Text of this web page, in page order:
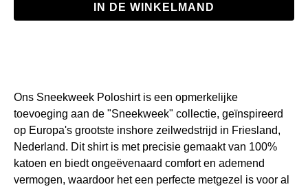
IN DE WINKELMAND
Ons Sneekweek Poloshirt is een opmerkelijke
toevoeging aan de "Sneekweek" collectie, geïnspireerd
op Europa's grootste inshore zeilwedstrijd in Friesland,
Nederland. Dit shirt is met precisie gemaakt van 100%
katoen en biedt ongeëvenaard comfort en ademend
vermogen, waardoor het een perfecte metgezel is voor al